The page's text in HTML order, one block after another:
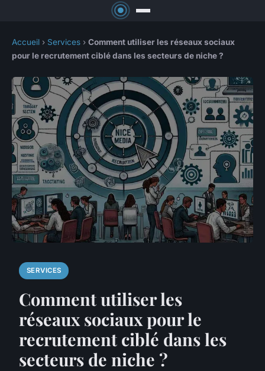
Accueil › Services › Comment utiliser les réseaux sociaux
pour le recrutement ciblé dans les secteurs de niche ?
SERVICES
Comment utiliser les
réseaux sociaux pour le
recrutement ciblé dans les
secteurs de niche ?